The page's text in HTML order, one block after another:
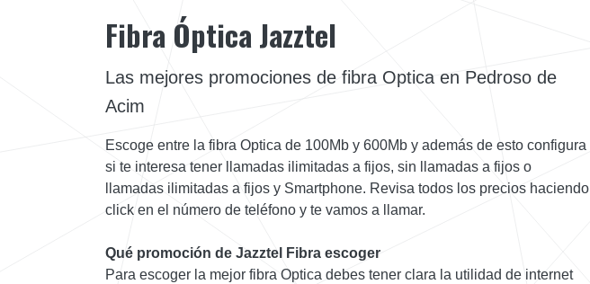
Fibra Óptica Jazztel
Las mejores promociones de fibra Optica en Pedroso de
Acim
Escoge entre la fibra Optica de 100Mb y 600Mb y además de esto configura
si te interesa tener llamadas ilimitadas a fijos, sin llamadas a fijos o
llamadas ilimitadas a fijos y Smartphone. Revisa todos los precios haciendo
click en el número de teléfono y te vamos a llamar.
Qué promoción de Jazztel Fibra escoger
Para escoger la mejor fibra Optica debes tener clara la utilidad de internet